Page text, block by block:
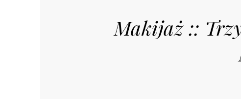
Makijaż ::